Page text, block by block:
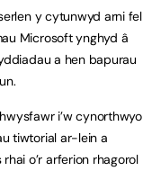
y cytunwyd arni fel
Microsoft ynghyd â
a hen bapurau
i’w cynorthwyo
tiwtorial ar-lein a
o’r arferion rhagorol